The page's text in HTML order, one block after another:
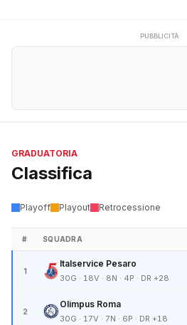
PUBBLICITÀ
GRADUATORIA
Classifica
Playoff Playout Retrocessione
# SQUADRA
1
Italservice Pesaro
30G · 18V · 8N · 4P · DR +28
2
Olimpus Roma
30G · 17V · 7N · 6P · DR +18